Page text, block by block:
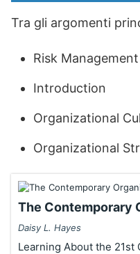
Tra gli argomenti
Risk Management
Introduction
Organizational
Organizational
The Contemporary
Daisy L. Hayes
Learning About the 21st